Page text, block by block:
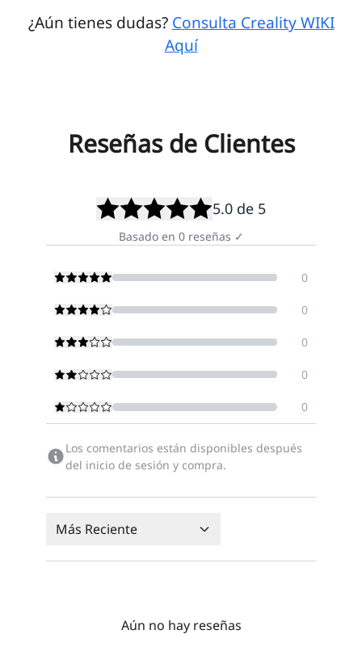
¿Aún tienes dudas? Consulta Creality WIKI
Aquí
Reseñas de Clientes
5.0 de 5
Basado en 0 reseñas ✓
0
0
0
0
0
Los comentarios están disponibles después
del inicio de sesión y compra.
Más Reciente
Aún no hay reseñas